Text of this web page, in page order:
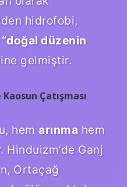
hidrofobi,
“doğal düzenin
gelmiştir.
Çatışması
hem arınmahem
Hinduizm’de Ganj
Ortaçağ